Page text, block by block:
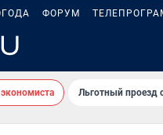
ФОРУМ
Льготный проезд